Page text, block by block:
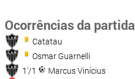
Ocorrências da partida
Catatau
Osmar Guarnelli
1'/1
Marcus Vinícius